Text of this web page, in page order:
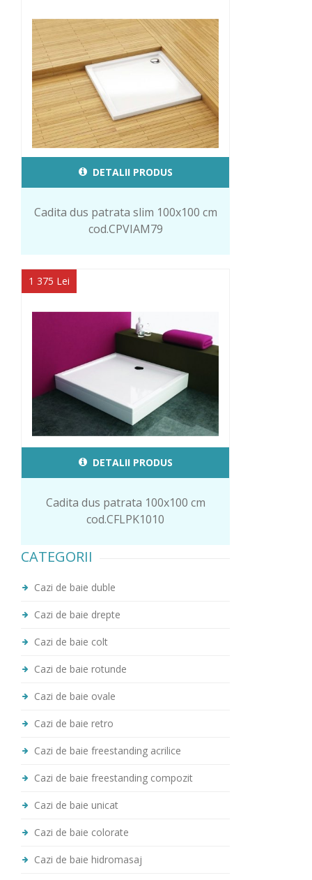
DETALII PRODUS
Cadita dus patrata slim 100x100 cm
cod.CPVIAM79
1 375 Lei
DETALII PRODUS
Cadita dus patrata 100x100 cm
cod.CFLPK1010
CATEGORII
Cazi de baie duble
Cazi de baie drepte
Cazi de baie colt
Cazi de baie rotunde
Cazi de baie ovale
Cazi de baie retro
Cazi de baie freestanding acrilice
Cazi de baie freestanding compozit
Cazi de baie unicat
Cazi de baie colorate
Cazi de baie hidromasaj